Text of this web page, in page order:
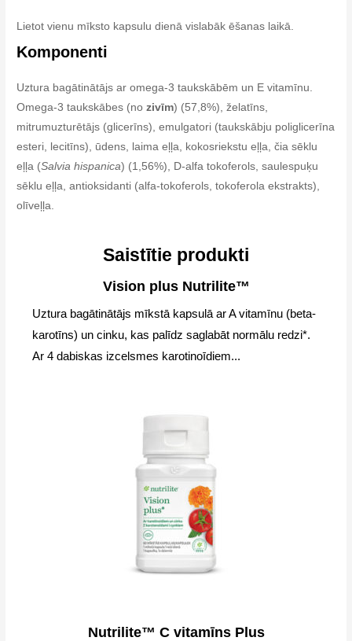
Lietot vienu mīksto kapsulu dienā vislabāk ēšanas laikā.
Komponenti
Uztura bagātinātājs ar omega-3 taukskābēm un E vitamīnu.
Omega-3 taukskābes (nozivīm) (57,8%), želatīns,
mitrumuzturētājs (glicerīns), emulgatori (taukskābju poliglicerīna
esteri, lecitīns), ūdens, laima eļļa, kokosriekstu eļļa, čia sēklu
eļļa (Salvia hispanica) (1,56%), D-alfa tokoferols, saulespuķu
sēklu eļļa, antioksidanti (alfa-tokoferols, tokoferola ekstrakts),
olīveļļa.
Saistītie produkti
Vision plus Nutrilite™
Uztura bagātinātājs mīkstā kapsulā ar A vitamīnu (beta-
karotīns) un cinku, kas palīdz saglabāt normālu redzi*.
Ar 4 dabiskas izcelsmes karotinoīdiem...
Nutrilite™ C vitamīns Plus